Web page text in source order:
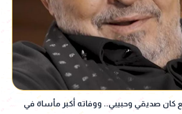
صديقي وحبيبي.. ووفاته أكبر مأساة في